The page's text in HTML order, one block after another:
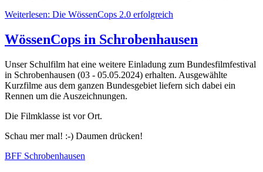
Weiterlesen: Die WössenCops 2.0 erfolgreich
WössenCops in Schrobenhausen
Unser Schulfilm hat eine weitere Einladung zum Bundesfilmfestival
in Schrobenhausen (03 - 05.05.2024) erhalten. Ausgewählte
Kurzfilme aus dem ganzen Bundesgebiet liefern sich dabei ein
Rennen um die Auszeichnungen.
Die Filmklasse ist vor Ort.
Schau mer mal! :-) Daumen drücken!
BFF Schrobenhausen